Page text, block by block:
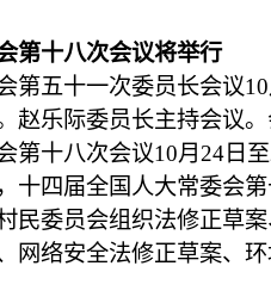
第十八次会议将举行
五十一次委员长会议10
赵乐际委员长主持会议
第十八次会议10月24日
十四届全国人大常委会
民委员会组织法修正草
网络安全法修正草案、